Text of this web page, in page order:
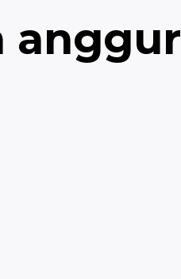
anggur